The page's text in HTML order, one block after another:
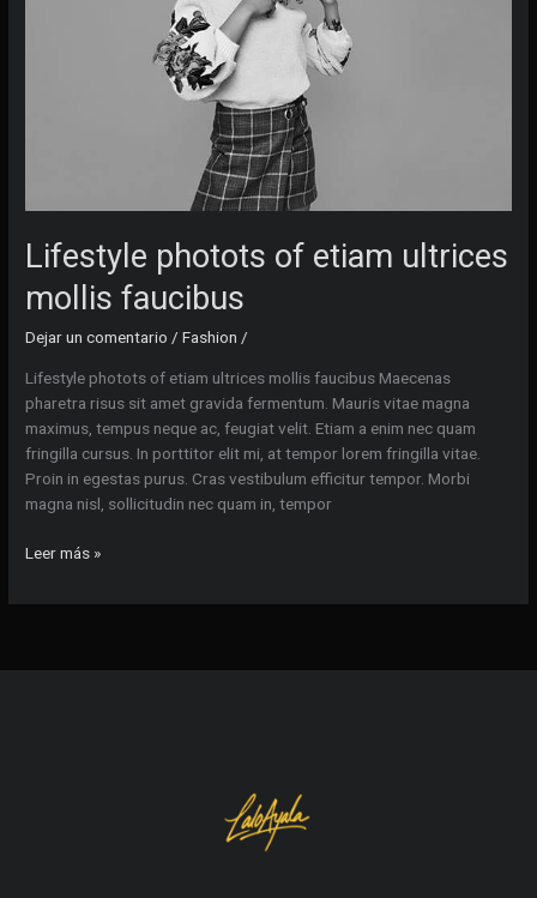
Lifestyle photots of etiam ultrices
mollis faucibus
Dejar un comentario /Fashion /
Lifestyle photots of etiam ultrices mollis faucibus Maecenas
pharetra risus sit amet gravida fermentum. Mauris vitae magna
maximus, tempus neque ac, feugiat velit. Etiam a enim nec quam
fringilla cursus. In porttitor elit mi, at tempor lorem fringilla vitae.
Proin in egestas purus. Cras vestibulum efficitur tempor. Morbi
magna nisl, sollicitudin nec quam in, tempor
Lifestyle
Leer más »